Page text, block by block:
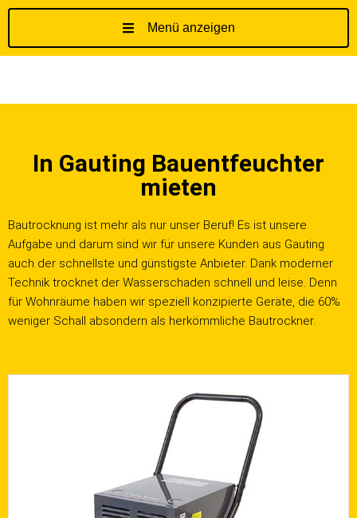
Menü anzeigen
In Gauting Bauentfeuchter
mieten
Bautrocknung ist mehr als nur unser Beruf! Es ist unsere
Aufgabe und darum sind wir für unsere Kunden aus Gauting
auch der schnellste und günstigste Anbieter. Dank moderner
Technik trocknet der Wasserschaden schnell und leise. Denn
für Wohnräume haben wir speziell konzipierte Geräte, die 60%
weniger Schall absondern als herkömmliche Bautrockner.